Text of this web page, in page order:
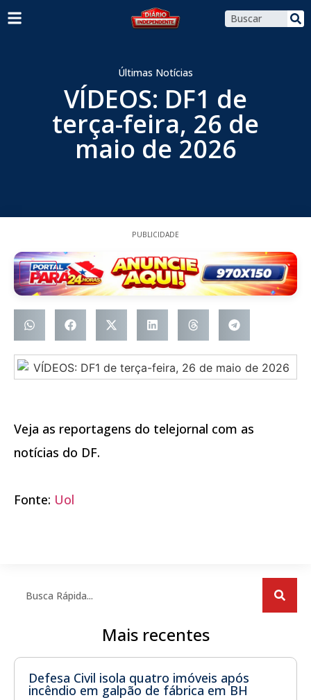
Últimas Notícias
VÍDEOS: DF1 de
terça-feira, 26 de
maio de 2026
PUBLICIDADE
Veja as reportagens do telejornal com as
notícias do DF.
Fonte: Uol
Mais recentes
Defesa Civil isola quatro imóveis após
incêndio em galpão de fábrica em BH